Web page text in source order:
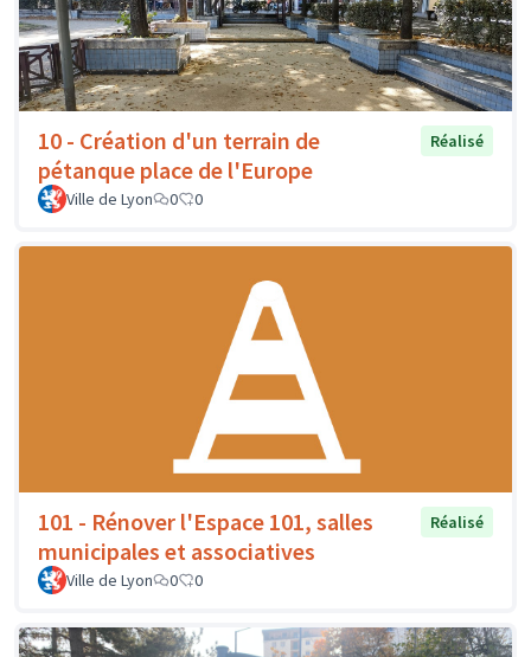
10 - Création d'un terrain de
pétanque place de l'Europe
Réalisé
Ville de Lyon 0 0
101 - Rénover l'Espace 101, salles
municipales et associatives
Réalisé
Ville de Lyon 0 0